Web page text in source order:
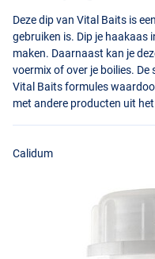
Deze dip van Vital Baits is
gebruiken is. Dip je haakaas
maken. Daarnaast kan je
voermix of over je boilies.
Vital Baits formules
met andere producten uit
Calidum